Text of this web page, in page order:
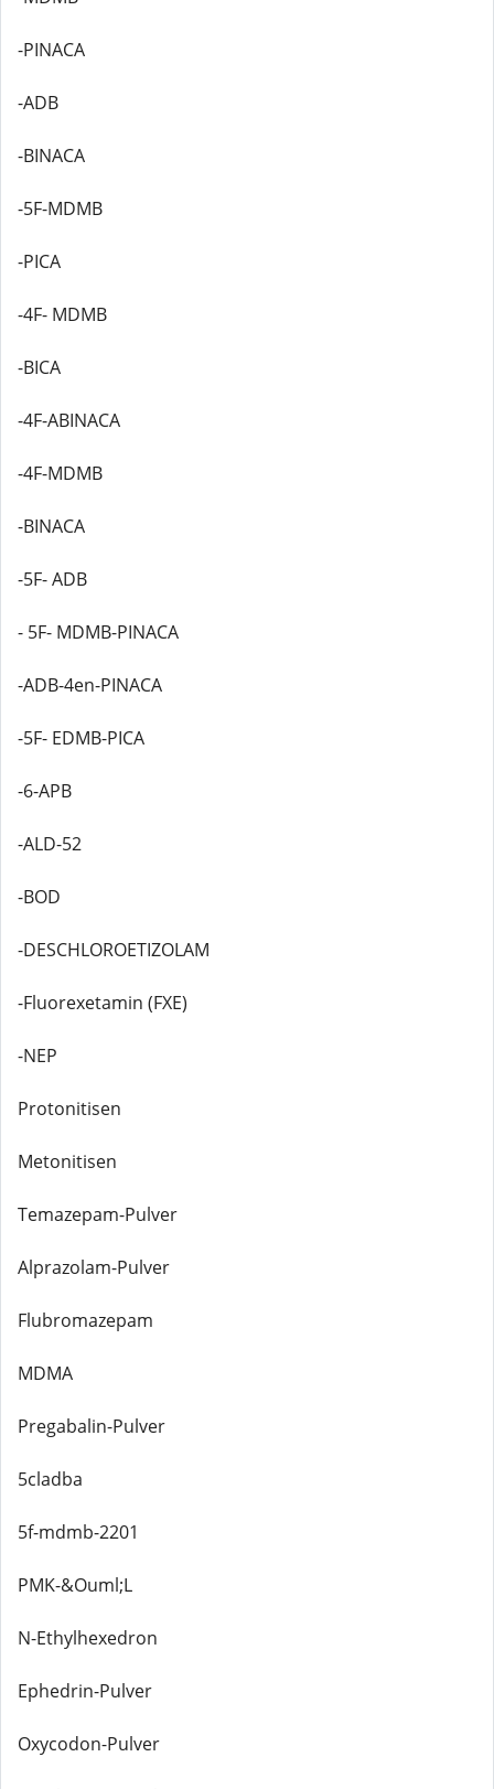
-PINACA
-ADB
-BINACA
-5F-MDMB
-PICA
-4F- MDMB
-BICA
-4F-ABINACA
-4F-MDMB
-BINACA
-5F- ADB
- 5F- MDMB-PINACA
-ADB-4en-PINACA
-5F- EDMB-PICA
-6-APB
-ALD-52
-BOD
-DESCHLOROETIZOLAM
-Fluorexetamin (FXE)
-NEP
Protonitisen
Metonitisen
Temazepam-Pulver
Alprazolam-Pulver
Flubromazepam
MDMA
Pregabalin-Pulver
5cladba
5f-mdmb-2201
PMK-&Ouml;L
N-Ethylhexedron
Ephedrin-Pulver
Oxycodon-Pulver